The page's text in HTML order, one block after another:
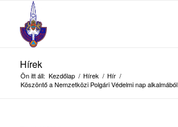
Hírek
Ön itt áll: Kezdőlap / Hírek / Hír /
Köszöntő a Nemzetközi Polgári Védelmi nap alkalmából